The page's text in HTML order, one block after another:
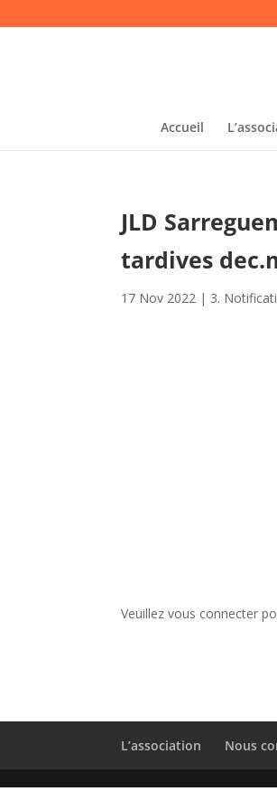
Accueil
JLD
tardives
17 Nov 2022 | 3.
Veuillez vous connecter
L’association Nous